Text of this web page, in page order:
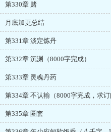
第330章 赌
月底加更总结
第331章 淡定炼丹
第332章 沉渊（8000字完成）
第333章 灵魂丹药
第334章 不认输（8000字完成，求订
第335章 圈套